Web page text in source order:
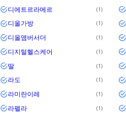
디에트르라메르 1
디올가방 1
디올앰버서더 1
디지털헬스케어 1
딸 1
라도 1
라미란이레 1
라펠라 1